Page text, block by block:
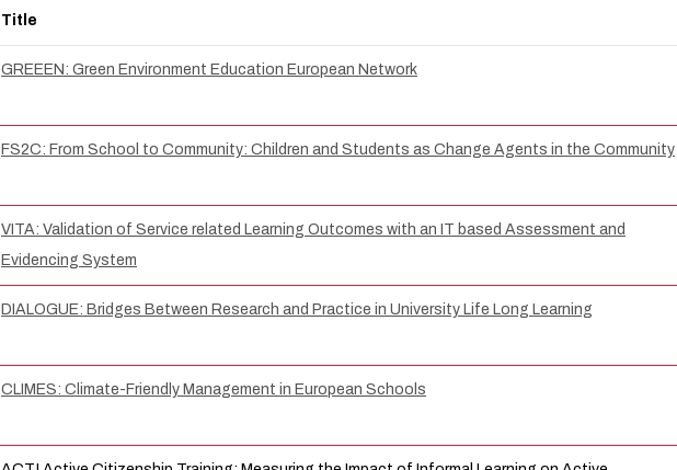
Title
GREEEN: Green Environment Education European Network
FS2C: From School to Community: Children and Students as Change Agents in the Community
VITA: Validation of Service related Learning Outcomes with an IT based Assessment and
Evidencing System
DIALOGUE: Bridges Between Research and Practice in University Life Long Learning
CLIMES: Climate-Friendly Management in European Schools